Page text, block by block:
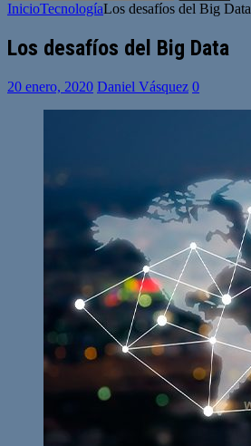
InicioTecnologíaLos desafíos del Big Data
Los desafíos del Big Data
20 enero, 2020 Daniel Vásquez 0